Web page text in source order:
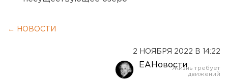
← НОВОСТИ
2 НОЯБРЯ 2022 В 14:22
ЕАНовости